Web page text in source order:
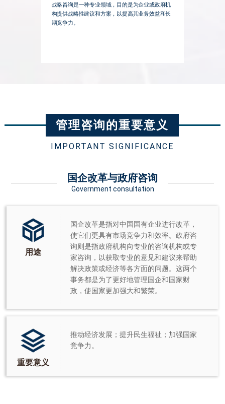
战略咨询是一种专业领域，目的是为企业或政府机
构提供战略性建议和方案，以提高其业务效益和长
期竞争力。
管理咨询的重要意义
IMPORTANT SIGNIFICANCE
国企改革与政府咨询
Government consultation
用途
国企改革是指对中国国有企业进行改革，
使它们更具有市场竞争力和效率。政府咨
询则是指政府机构向专业的咨询机构或专
家咨询，以获取专业的意见和建议来帮助
解决政策或经济等各方面的问题。这两个
事务都是为了更好地管理国企和国家财
政，使国家更加强大和繁荣。
重要意义
推动经济发展；提升民生福祉；加强国家
竞争力。